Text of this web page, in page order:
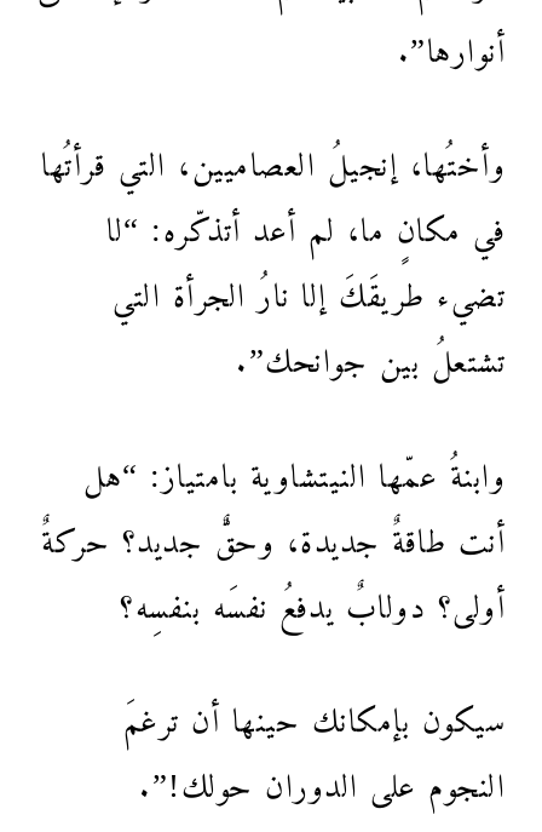
أنوارها”.
وأختُها، إنجيلُ العصاميين، التي قرأتُها
في مكانٍ ما، لم أعد أتذكّره: “لا
تضيء طريقَكَ إلا نارُ الجرأة التي
تشتعلُ بين جوانحك”.
وابنةُ عمّها النيتشاوية بامتياز: “هل
أنت طاقةٌ جديدة، وحقٌّ جديد؟ حركةٌ
أولى؟ دولابٌ يدفعُ نفسَه بنفسِه؟
سيكون بإمكانك حينها أن ترغمَ
النجوم على الدوران حولك!”.